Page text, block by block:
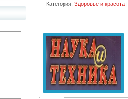
Категория: Здоровье и красота |